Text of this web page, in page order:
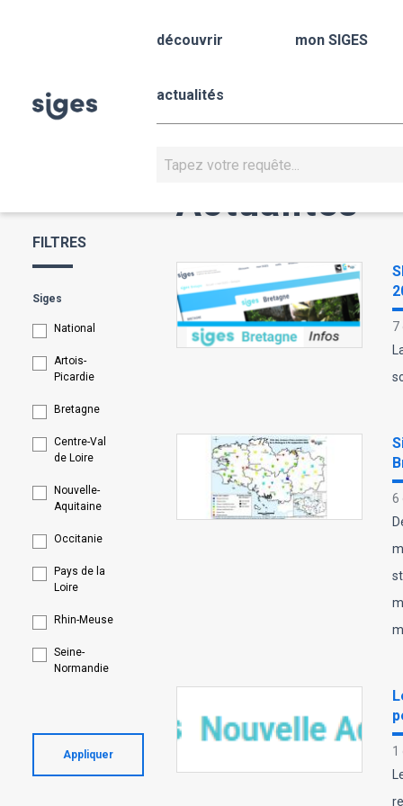
découvrir mon SIGES
actualités
FILTRES
Siges
National
Artois-
Picardie
Bretagne
Centre-Val
de Loire
Nouvelle-
Aquitaine
Occitanie
Pays de la
Loire
Rhin-Meuse
Seine-
Normandie
Appliquer
Actualités
7
6
1